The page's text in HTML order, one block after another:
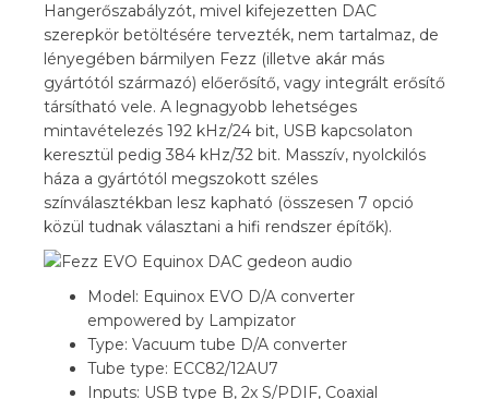
Hangerőszabályzót, mivel kifejezetten DAC
szerepkör betöltésére tervezték, nem tartalmaz, de
lényegében bármilyen Fezz (illetve akár más
gyártótól származó) előerősítő, vagy integrált erősítő
társítható vele. A legnagyobb lehetséges
mintavételezés 192 kHz/24 bit, USB kapcsolaton
keresztül pedig 384 kHz/32 bit. Masszív, nyolckilós
háza a gyártótól megszokott széles
színválasztékban lesz kapható (összesen 7 opció
közül tudnak választani a hifi rendszer építők).
Model: Equinox EVO D/A converter
empowered by Lampizator
Type: Vacuum tube D/A converter
Tube type: ECC82/12AU7
Inputs: USB type B, 2x S/PDIF, Coaxial